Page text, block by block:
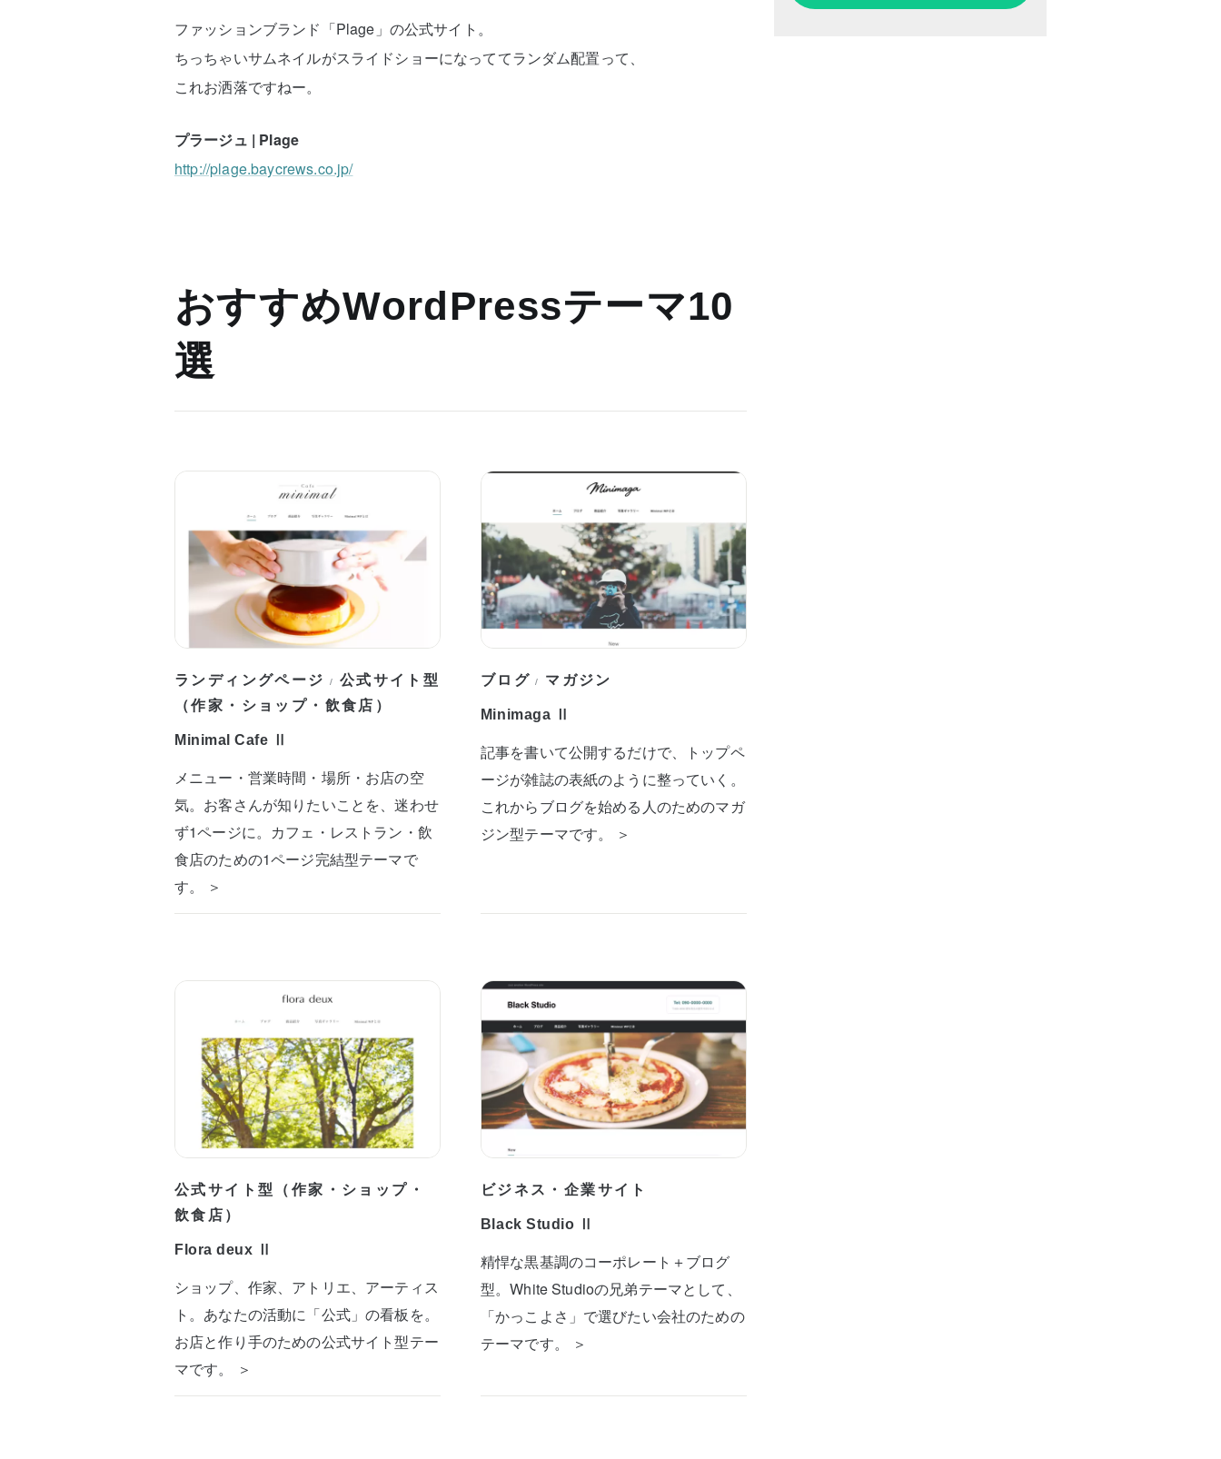
ファッションブランド「Plage」の公式サイト。
ちっちゃいサムネイルがスライドショーになっててランダム配置って、
これお洒落ですねー。
プラージュ | Plage
http://plage.baycrews.co.jp/
おすすめWordPressテーマ10
選
ランディングページ / 公式サイト型
（作家・ショップ・飲食店）
Minimal Cafe Ⅱ
メニュー・営業時間・場所・お店の空
気。お客さんが知りたいことを、迷わせ
ず1ページに。カフェ・レストラン・飲
食店のための1ページ完結型テーマで
す。 ＞
ブログ / マガジン
Minimaga Ⅱ
記事を書いて公開するだけで、トップペ
ージが雑誌の表紙のように整っていく。
これからブログを始める人のためのマガ
ジン型テーマです。 ＞
公式サイト型（作家・ショップ・
飲食店）
Flora deux Ⅱ
ショップ、作家、アトリエ、アーティス
ト。あなたの活動に「公式」の看板を。
お店と作り手のための公式サイト型テー
マです。 ＞
ビジネス・企業サイト
Black Studio Ⅱ
精悍な黒基調のコーポレート＋ブログ
型。White Studioの兄弟テーマとして、
「かっこよさ」で選びたい会社のための
テーマです。 ＞